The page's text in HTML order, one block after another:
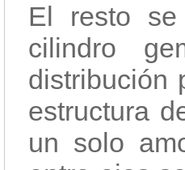
El resto
cilindro
distribución
estructura
un solo